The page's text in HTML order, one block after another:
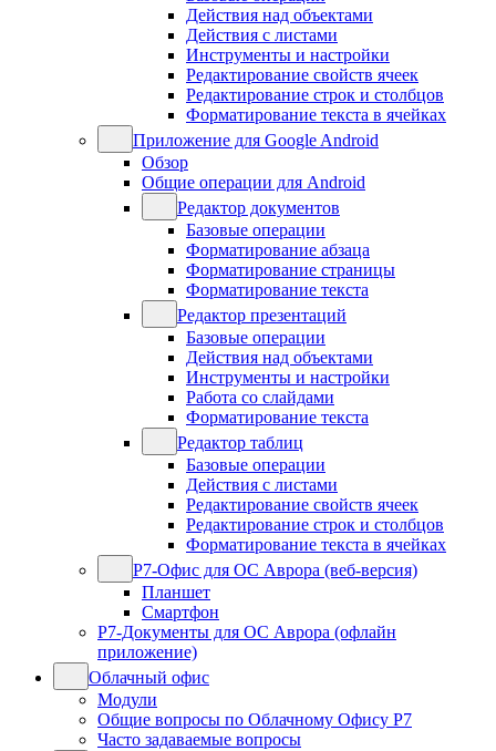
Действия над объектами
Действия с листами
Инструменты и настройки
Редактирование свойств ячеек
Редактирование строк и столбцов
Форматирование текста в ячейках
Приложение для Google Android
Обзор
Общие операции для Android
Редактор документов
Базовые операции
Форматирование абзаца
Форматирование страницы
Форматирование текста
Редактор презентаций
Базовые операции
Действия над объектами
Инструменты и настройки
Работа со слайдами
Форматирование текста
Редактор таблиц
Базовые операции
Действия с листами
Редактирование свойств ячеек
Редактирование строк и столбцов
Форматирование текста в ячейках
Р7-Офис для ОС Аврора (веб-версия)
Планшет
Смартфон
Р7-Документы для ОС Аврора (офлайн
приложение)
Облачный офис
Модули
Общие вопросы по Облачному Офису Р7
Часто задаваемые вопросы